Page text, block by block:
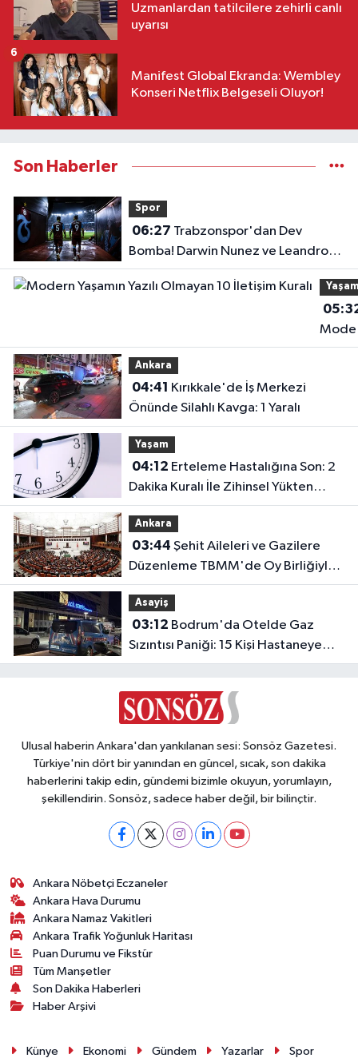
Uzmanlardan tatilcilere zehirli canlı
uyarısı
Manifest Global Ekranda: Wembley
Konseri Netflix Belgeseli Oluyor!
6
Son Haberler
Spor
06:27
Bomba! Darwin Nunez ve Leandro
Paredes Hamlesi!
Ankara
04:41
Önünde Silahlı Kavga: 1 Yaralı
Yaşam
04:12
Dakika Kuralı İle Zihinsel Yükten
Kurtulun
Ankara
03:44
Düzenleme TBMM'de Oy Birliğiyle
Kabul Edildi
Asayiş
03:12
Sızıntısı Paniği: 15 Kişi Hastaneye
Kaldırıldı
Ulusal haberin Ankara'dan yankılanan sesi: Sonsöz Gazetesi.
Türkiye'nin dört bir yanından en güncel, sıcak, son dakika
haberlerini takip edin, gündemi bizimle okuyun, yorumlayın,
şekillendirin. Sonsöz, sadece haber değil, bir bilinçtir.
Ankara Nöbetçi Eczaneler
Ankara Hava Durumu
Ankara Namaz Vakitleri
Ankara Trafik Yoğunluk Haritası
Puan Durumu ve Fikstür
Tüm Manşetler
Son Dakika Haberleri
Haber Arşivi
Künye Ekonomi Gündem Yazarlar Spor